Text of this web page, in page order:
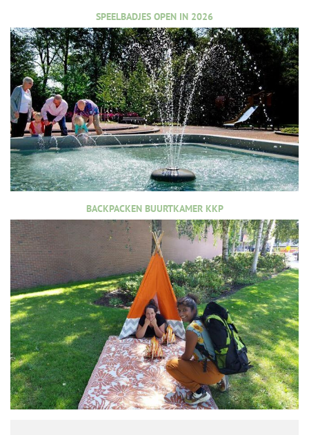
SPEELBADJES OPEN IN 2026
BACKPACKEN BUURTKAMER KKP